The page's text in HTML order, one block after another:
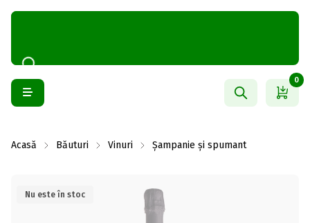
0
Acasă Băuturi Vinuri Șampanie și spumant
Nu este în stoc